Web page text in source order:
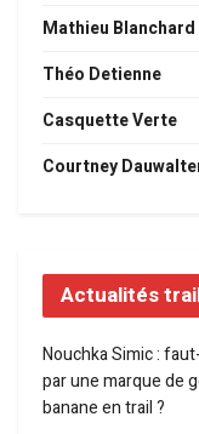
Mathieu Blanchard
Théo Detienne
Casquette Verte
Courtney
Actualités
Nouchka Simic :
par une marque de
banane en trail ?